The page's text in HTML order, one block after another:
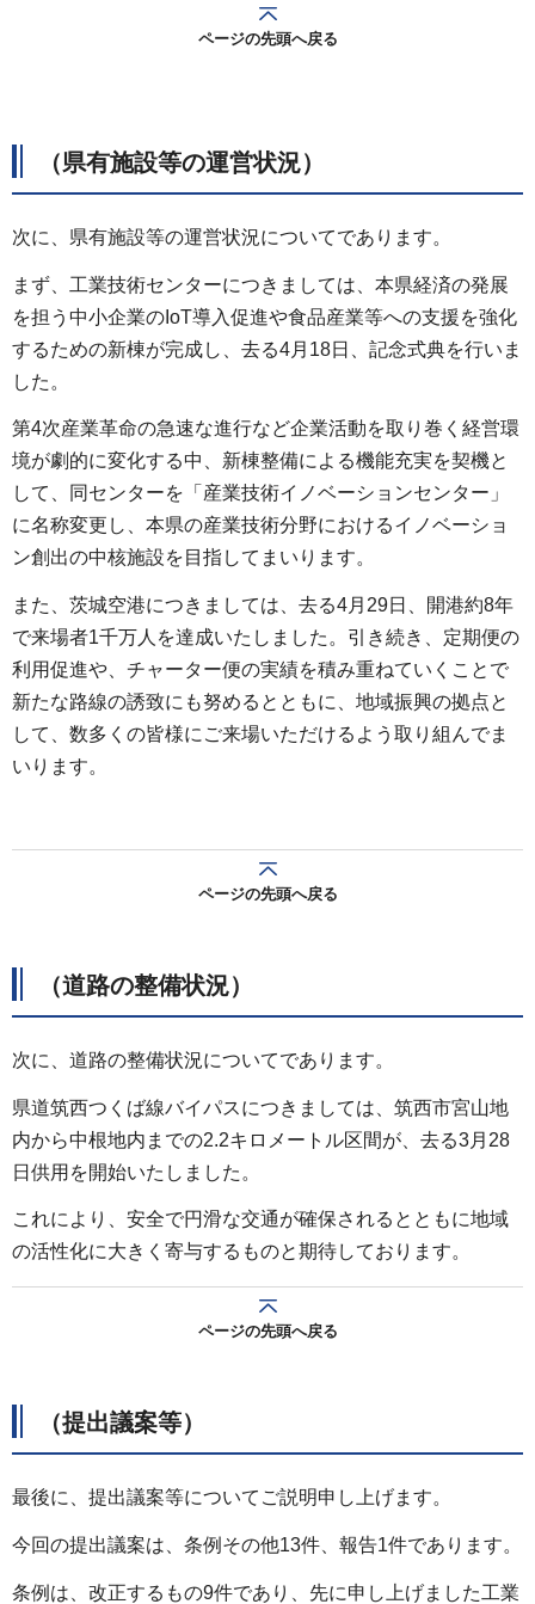
ページの先頭へ戻る
（県有施設等の運営状況）
次に、県有施設等の運営状況についてであります。
まず、工業技術センターにつきましては、本県経済の発展
を担う中小企業のIoT導入促進や食品産業等への支援を強化
するための新棟が完成し、去る4月18日、記念式典を行いま
した。
第4次産業革命の急速な進行など企業活動を取り巻く経営環
境が劇的に変化する中、新棟整備による機能充実を契機と
して、同センターを「産業技術イノベーションセンター」
に名称変更し、本県の産業技術分野におけるイノベーショ
ン創出の中核施設を目指してまいります。
また、茨城空港につきましては、去る4月29日、開港約8年
で来場者1千万人を達成いたしました。引き続き、定期便の
利用促進や、チャーター便の実績を積み重ねていくことで
新たな路線の誘致にも努めるとともに、地域振興の拠点と
して、数多くの皆様にご来場いただけるよう取り組んでま
いります。
ページの先頭へ戻る
（道路の整備状況）
次に、道路の整備状況についてであります。
県道筑西つくば線バイパスにつきましては、筑西市宮山地
内から中根地内までの2.2キロメートル区間が、去る3月28
日供用を開始いたしました。
これにより、安全で円滑な交通が確保されるとともに地域
の活性化に大きく寄与するものと期待しております。
ページの先頭へ戻る
（提出議案等）
最後に、提出議案等についてご説明申し上げます。
今回の提出議案は、条例その他13件、報告1件であります。
条例は、改正するもの9件であり、先に申し上げました工業